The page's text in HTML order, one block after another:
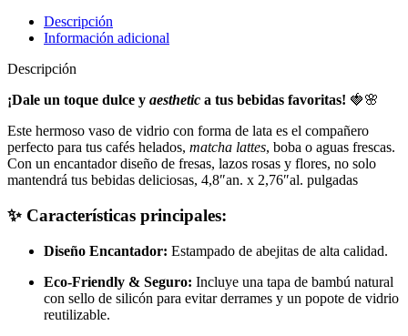
Descripción
Información adicional
Descripción
¡Dale un toque dulce y aesthetic a tus bebidas favoritas! 🍓🌸
Este hermoso vaso de vidrio con forma de lata es el compañero
perfecto para tus cafés helados, matcha lattes, boba o aguas frescas.
Con un encantador diseño de fresas, lazos rosas y flores, no solo
mantendrá tus bebidas deliciosas, 4,8″an. x 2,76″al. pulgadas
✨ Características principales:
Diseño Encantador: Estampado de abejitas de alta calidad.
Eco-Friendly & Seguro: Incluye una tapa de bambú natural
con sello de silicón para evitar derrames y un popote de vidrio
reutilizable.